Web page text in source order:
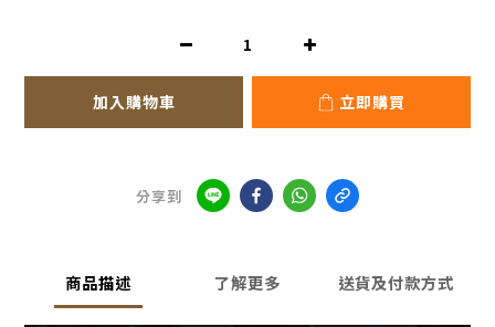
加入購物車 立即購買
分享到
商品描述 了解更多 送貨及付款方式